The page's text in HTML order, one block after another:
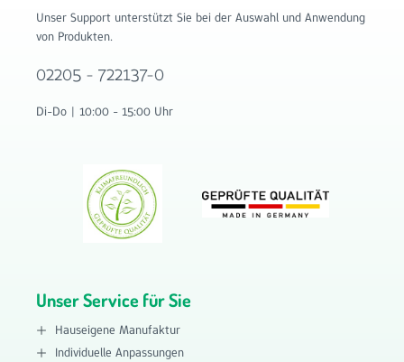
Unser Support unterstützt Sie bei der Auswahl und Anwendung
von Produkten.
02205 - 722137-0
Di-Do | 10:00 - 15:00 Uhr
Unser Service für Sie
Hauseigene Manufaktur
Individuelle Anpassungen